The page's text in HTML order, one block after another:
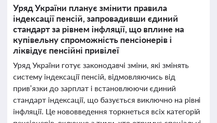
Уряд України планує змінити правила
індексації пенсій, запровадивши єдиний
стандарт за рівнем інфляції, що вплине на
купівельну спроможність пенсіонерів і
ліквідує пенсійні привілеї
Уряд України готує законодавчі зміни, які змінять
систему індексації пенсій, відмовляючись від
прив’язки до зарплат і встановлюючи єдиний
стандарт індексації, що базується виключно на рівні
інфляції. Це нововведення торкнеться всіх категорій